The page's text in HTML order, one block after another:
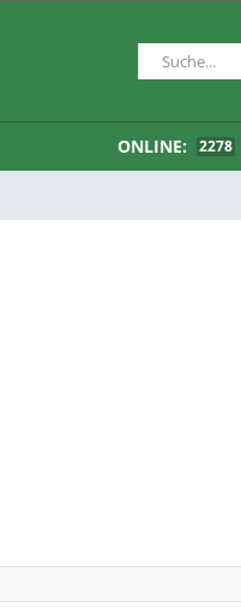
ONLINE: 2278